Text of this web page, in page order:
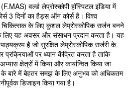
वर्ल्ड लेप्रोस्कोपी हॉस्पिटल इंडिया में
3 दिनों का हैड्स ऑन कोर्स है। विश्व
चिकित्सक के लिए कुशल लेप्रोस्कोपिक सर्जन बनने
यह अवसर और संसाधन प्रदान करता है। यह
है जो सुरक्षित लेप्रोस्कोपिक सर्जरी के
पर ध्यान केंद्रित करता है ताकि
क्षेत्रों में किया और कार्यान्वित किया जा
के बारे में बेहतर समझ के लिए अनुभव को अधिकतम
डिजाइन किया गया है।